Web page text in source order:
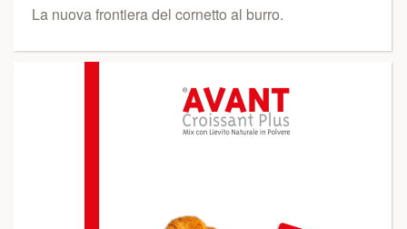
La nuova frontiera del cornetto al burro.